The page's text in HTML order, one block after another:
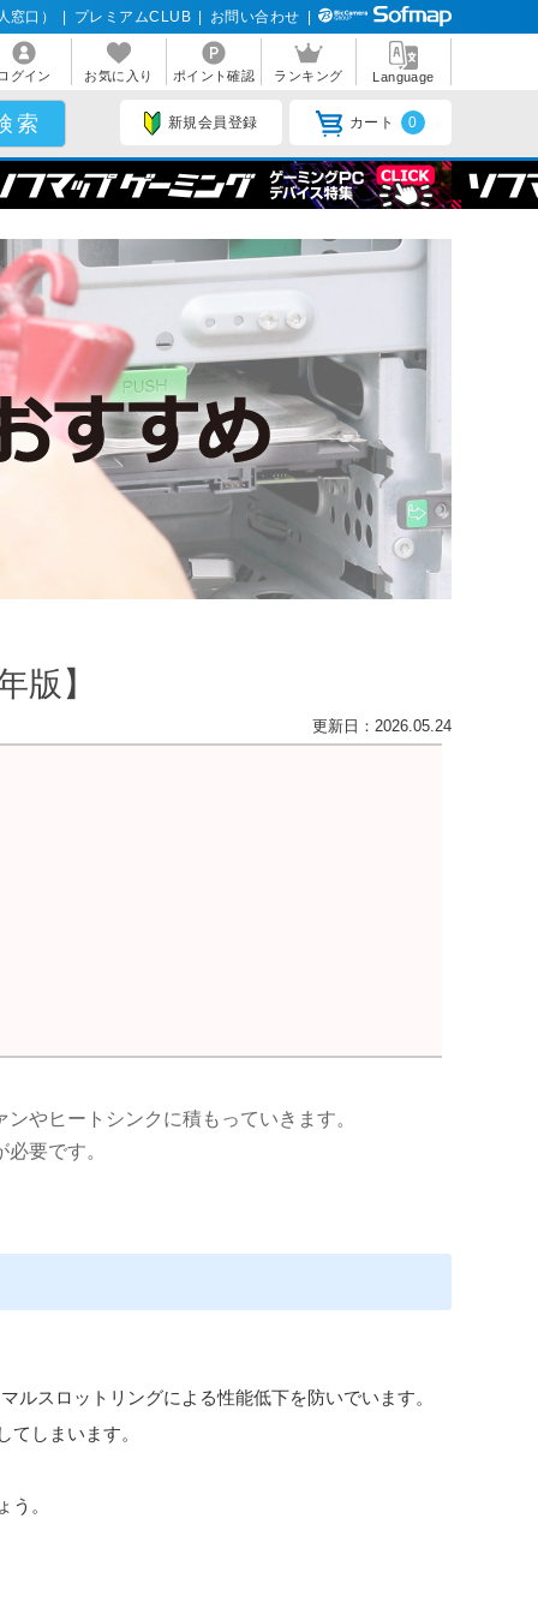
窓口） プレミアムCLUB お問い合わせ
グイン お気に入り ポイント確認 ランキング Language
新規会員登録 カート 0
版】
更新日： 2026.05.24
やヒートシンクに積もっていきます。
要です。
スロットリングによる性能低下を防いでいます。
しまいます。
。